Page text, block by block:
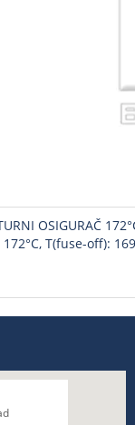
OSIGURAČ
172°C, T(fuse-off):